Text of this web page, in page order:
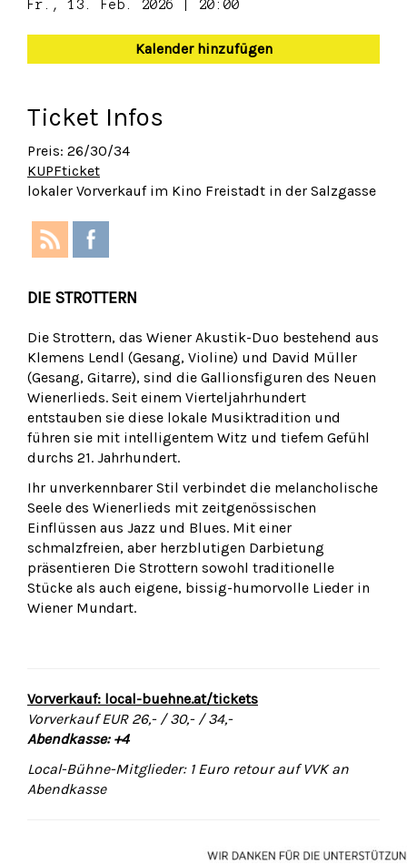
Fr., 13. Feb. 2026 | 20:00
Kalender hinzufügen
Ticket Infos
Preis: 26/30/34
KUPFticket
lokaler Vorverkauf im Kino Freistadt in der Salzgasse
DIE STROTTERN
Die Strottern, das Wiener Akustik-Duo bestehend aus
Klemens Lendl (Gesang, Violine) und David Müller
(Gesang, Gitarre), sind die Gallionsfiguren des Neuen
Wienerlieds. Seit einem Vierteljahrhundert
entstauben sie diese lokale Musiktradition und
führen sie mit intelligentem Witz und tiefem Gefühl
durchs 21. Jahrhundert.
Ihr unverkennbarer Stil verbindet die melancholische
Seele des Wienerlieds mit zeitgenössischen
Einflüssen aus Jazz und Blues. Mit einer
schmalzfreien, aber herzblutigen Darbietung
präsentieren Die Strottern sowohl traditionelle
Stücke als auch eigene, bissig-humorvolle Lieder in
Wiener Mundart.
Vorverkauf: local-buehne.at/tickets
Vorverkauf EUR 26,- / 30,- / 34,-
Abendkasse: +4
Local-Bühne-Mitglieder: 1 Euro retour auf VVK an
Abendkasse